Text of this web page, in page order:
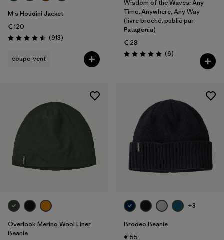
M's Houdini Jacket
€ 120
Évaluation: 4.6 / 5
(913Avis
)
coupe-vent
Wisdom of the Waves: Any
Time, Anywhere, Any Way
(livre broché, publié par
Patagonia)
€ 28
Évaluation: 5.0 / 5
(6Avis
)
Overlook Merino Wool Liner
Beanie
+3
Brodeo Beanie
€ 55